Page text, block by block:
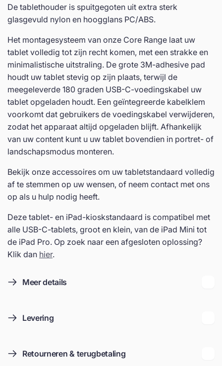
De tablethouder is spuitgegoten uit extra sterk
glasgevuld nylon en hoogglans PC/ABS.
Het montagesysteem van onze Core Range laat uw
tablet volledig tot zijn recht komen, met een strakke en
minimalistische uitstraling. De grote 3M-adhesive pad
houdt uw tablet stevig op zijn plaats, terwijl de
meegeleverde 180 graden USB-C-voedingskabel uw
tablet opgeladen houdt. Een geïntegreerde kabelklem
voorkomt dat gebruikers de voedingskabel verwijderen,
zodat het apparaat altijd opgeladen blijft. Afhankelijk
van uw content kunt u uw tablet bovendien in portret- of
landschapsmodus monteren.
Bekijk onze accessoires om uw tabletstandaard volledig
af te stemmen op uw wensen, of neem contact met ons
op als u hulp nodig heeft.
Deze tablet- en iPad-kioskstandaard is compatibel met
alle USB-C-tablets, groot en klein, van de iPad Mini tot
de iPad Pro. Op zoek naar een afgesloten oplossing?
Klik dan hier.
Meer details
Levering
Retourneren & terugbetaling